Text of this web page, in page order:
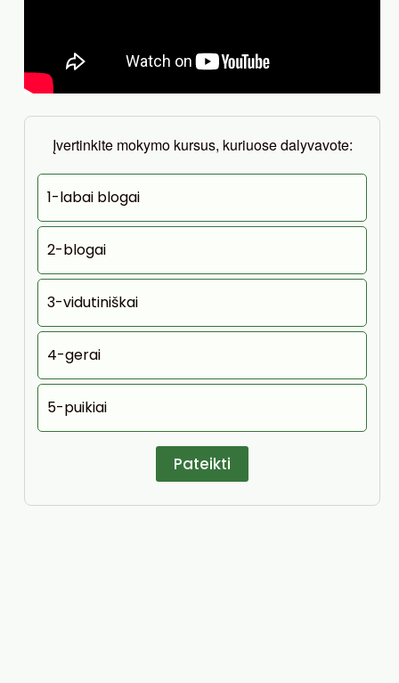
Įvertinkite mokymo kursus, kuriuose dalyvavote:
1-labai blogai
2-blogai
3-vidutiniškai
4-gerai
5-puikiai